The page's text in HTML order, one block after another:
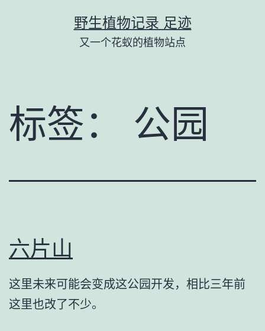
野生植物记录 足迹
又一个花蚁的植物站点
标签： 公园
六片山
这里未来可能会变成这公园开发，相比三年前
这里也改了不少。